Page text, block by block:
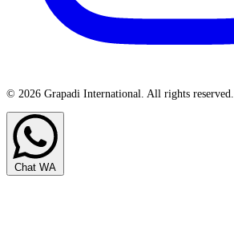
© 2026 Grapadi International. All rights reserved.
Chat WA